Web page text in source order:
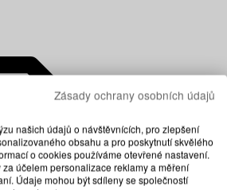
Zásady ochrany osobních údajů
našich údajů o návštěvnících, pro zlepšení
obsahu a pro poskytnutí skvělého
o cookies používáme otevřené nastavení.
účelem personalizace reklamy a měření
Údaje mohou být sdíleny se společností